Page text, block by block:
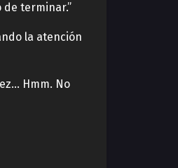
terminar.”
la atención
Hmm. No